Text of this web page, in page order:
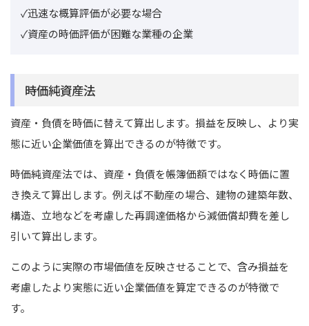
✓迅速な概算評価が必要な場合
✓資産の時価評価が困難な業種の企業
時価純資産法
資産・負債を時価に替えて算出します。損益を反映し、より実
態に近い企業価値を算出できるのが特徴です。
時価純資産法では、資産・負債を帳簿価額ではなく時価に置
き換えて算出します。例えば不動産の場合、建物の建築年数、
構造、立地などを考慮した再調達価格から減価償却費を差し
引いて算出します。
このように実際の市場価値を反映させることで、含み損益を
考慮したより実態に近い企業価値を算定できるのが特徴で
す。